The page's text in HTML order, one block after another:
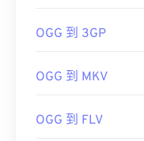
OGG 到 3GP
OGG 到 MKV
OGG 到 FLV